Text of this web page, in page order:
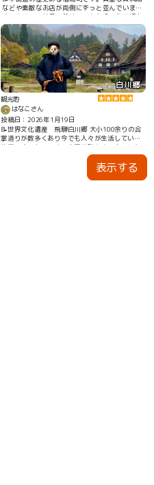
などや素敵なお店が両側にずっと並んでいま
す。多くの民芸品や美味しそうな食べ物が沢山
あります。結構急な坂道ですが、いろいろなお
店に立ち寄りながら歩くと時間を忘れます。
白川郷
観光地
はなこさん
投稿日：2026年1月19日
📝世界文化遺産 飛騨白川郷 大小100余りの合
掌造りが数多くあり今でも人々が生活している
集落です。あいにくの小雨が時々降る中でした
が、集落内はアップダウンもほとんどなく、家
の中まで見させていただいたり、美味しいご馳
走を食べたりと十二分に楽しみました。
表示する